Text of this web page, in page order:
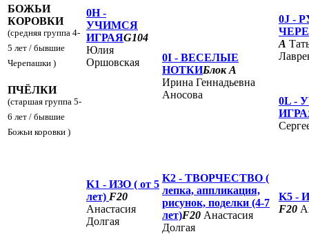
БОЖЬИ
КОРОВКИ
(средняя группа 4-
5 лет / бывшие
Черепашки )
0H -
УЧИМСЯ
ИГРАЯG104
Юлия
Оршовская
0I - ВЕСЕЛЫЕ
НОТКИБлок А
Ирина Геннадьевна
Аносова
0J -
А
ПЧЁЛКИ
(старшая группа 5-
6 лет / бывшие
Божьи коровки )
0L -
K1 - ИЗО ( от 5
лет) F20
Анастасия
Долгая
K2 - ТВОРЧЕСТВО (
лепка, аппликация,
рисунок, поделки (4-7
лет)F20 Анастасия
Долгая
K5 -
F20